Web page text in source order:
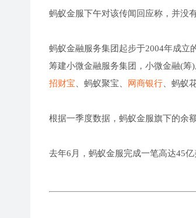
蚂蚁金服下午对该传闻回应称，并没
蚂蚁金融服务集团起步于2004年成立
筹建小微金融服务集团，小微金融(筹
招财宝 、蚂蚁聚宝、 网商银行 、蚂蚁
根据一季度数据，蚂蚁金服旗下的余
去年6月，蚂蚁金服完成一笔高达45